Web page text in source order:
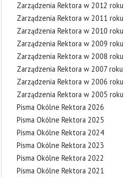
Zarządzenia Rektora w 2012 roku
Zarządzenia Rektora w 2011 roku
Zarządzenia Rektora w 2010 roku
Zarządzenia Rektora w 2009 roku
Zarządzenia Rektora w 2008 roku
Zarządzenia Rektora w 2007 roku
Zarządzenia Rektora w 2006 roku
Zarządzenia Rektora w 2005 roku
Pisma Okólne Rektora 2026
Pisma Okólne Rektora 2025
Pisma Okólne Rektora 2024
Pisma Okólne Rektora 2023
Pisma Okólne Rektora 2022
Pisma Okólne Rektora 2021